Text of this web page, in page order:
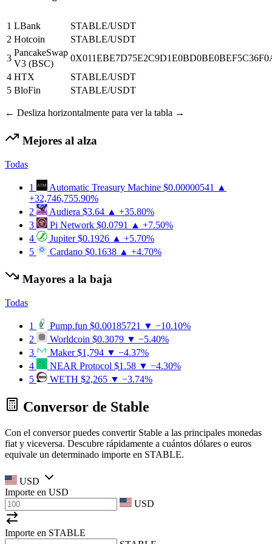
1 LBank
STABLE/USDT
2 Hotcoin
STABLE/USDT
3
PancakeSwap
V3 (BSC)
4 HTX
STABLE/USDT
5 BloFin STABLE/USDT
← Desliza horizontalmente para ver la tabla →
Mejores al alza
Todas
1 Automatic Treasury Machine $0.00000541
▲
+32,746,755.90%
2
Audiera $3.64 ▲ +35.80%
3
Pi Network $0.0791
▲ +7.50%
4
Jupiter $0.1926 ▲ +5.70%
5
Cardano $0.1638 ▲ +4.70%
Mayores a la baja
Todas
1 Pump.fun $0.00185721 ▼ −10.10%
2
Worldcoin $0.3079 ▼ −5.40%
3
Maker $1,794 ▼ −4.37%
4
NEAR Protocol $1.58 ▼ −4.30%
5
WETH $2,265 ▼ −3.74%
Conversor de ​​Stable
Con el conversor puedes convertir ​​Stable a las principales monedas
fiat y viceversa. Descubre rápidamente a cuántos dólares o euros
equivale un determinado importe en STABLE.
USD
Importe en USD
USD
Importe en STABLE